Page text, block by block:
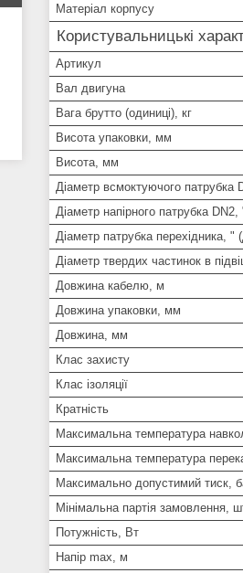
Матеріал корпусу
Користувальницькі
Артикул
Вал двигуна
Вага брутто (одиниці), кг
Висота упаковки, мм
Висота, мм
Діаметр всмоктуючого
Діаметр напірного патрубка
Діаметр патрубка перехідника,
Діаметр твердих частинок в
Довжина кабелю, м
Довжина упаковки, мм
Довжина, мм
Клас захисту
Клас ізоляції
Кратність
Максимальна температура
Максимальна температура
Максимально допустимий тиск,
Мінімальна партія замовлення,
Потужність, Вт
Напір max, м